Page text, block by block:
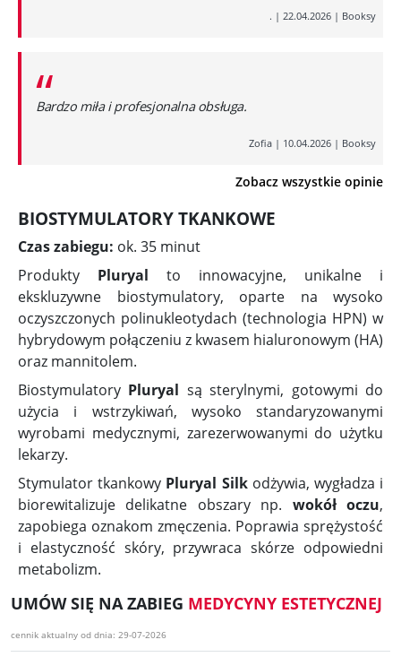
. | 22.04.2026 | Booksy
“
Bardzo miła i profesjonalna obsługa.
Zofia | 10.04.2026 | Booksy
Zobacz wszystkie opinie
BIOSTYMULATORY TKANKOWE
Czas zabiegu: ok. 35 minut
Produkty Pluryal to innowacyjne, unikalne i
ekskluzywne biostymulatory, oparte na wysoko
oczyszczonych polinukleotydach (technologia HPN) w
hybrydowym połączeniu z kwasem hialuronowym (HA)
oraz mannitolem.
Biostymulatory Pluryal są sterylnymi, gotowymi do
użycia i wstrzykiwań, wysoko standaryzowanymi
wyrobami medycznymi, zarezerwowanymi do użytku
lekarzy.
Stymulator tkankowy Pluryal Silkodżywia, wygładza i
biorewitalizuje delikatne obszary np. wokół oczu,
zapobiega oznakom zmęczenia. Poprawia sprężystość
i elastyczność skóry, przywraca skórze odpowiedni
metabolizm.
UMÓW SIĘ NA ZABIEG MEDYCYNY ESTETYCZNEJ
cennik aktualny od dnia: 29-07-2026